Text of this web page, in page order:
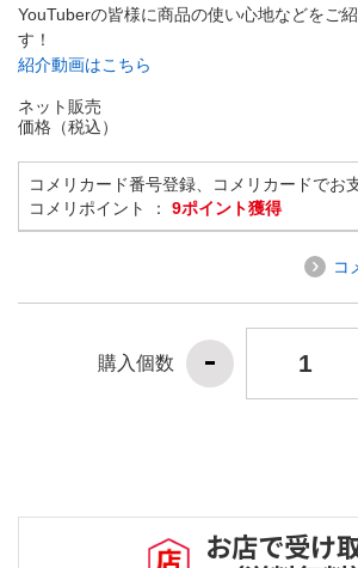
YouTuberの皆様に商品の使い心地などをご
す！
紹介動画はこちら
ネット販売
価格（税込）
コメリカード番号登録、コメリカードでお
コメリポイント ： 9ポイント獲得
コ
購入個数
お店で受け